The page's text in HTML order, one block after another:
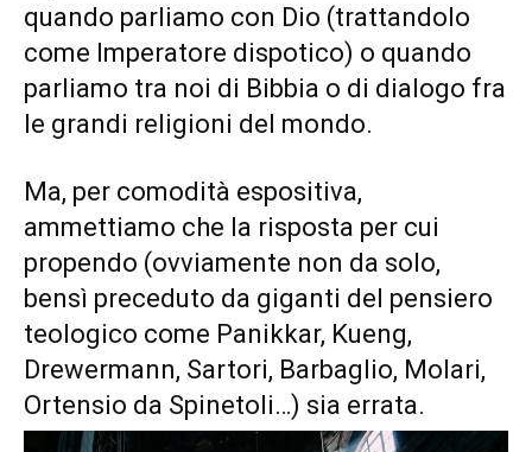
quando parliamo con Dio (trattandolo
come Imperatore dispotico) o quando
parliamo tra noi di Bibbia o di dialogo fra
le grandi religioni del mondo.
Ma, per comodità espositiva,
ammettiamo che la risposta per cui
propendo (ovviamente non da solo,
bensì preceduto da giganti del pensiero
teologico come Panikkar, Kueng,
Drewermann, Sartori, Barbaglio, Molari,
Ortensio da Spinetoli…) sia errata.